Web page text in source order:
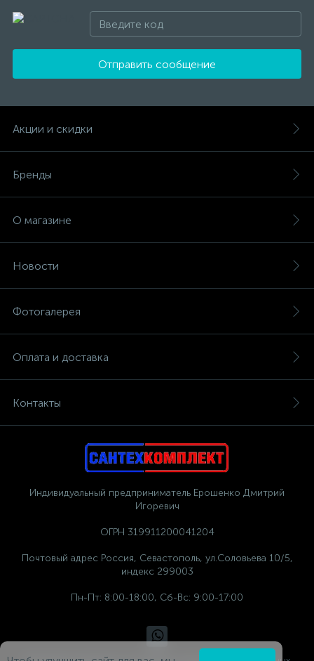
Отправить сообщение
Акции и скидки
Бренды
О магазине
Новости
Фотогалерея
Оплата и доставка
Контакты
Индивидуальный предприниматель Ерошенко Дмитрий
Игоревич
ОГРН 319911200041204
Почтовый адрес Россия, Севастополь, ул.Соловьева 10/5,
индекс 299003
Пн-Пт: 8:00-18:00, Сб-Вс: 9:00-17:00